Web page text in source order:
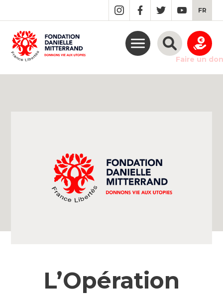
MAIN
CONTENT
FR
Faire un don
L’Opération